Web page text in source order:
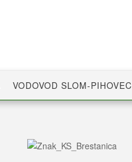
VODOVOD SLOM-PIHOVEC